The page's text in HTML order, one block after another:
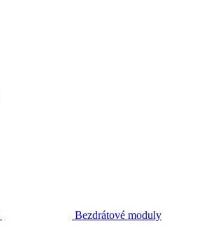
Bezdrátové moduly